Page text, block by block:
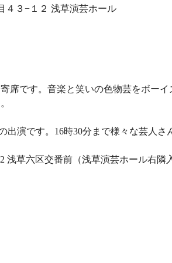
４３−１２ 浅草演芸ホール
席です。音楽と笑いの色物芸をボー
出演です。16時30分まで様々な芸人さ
浅草六区交番前（浅草演芸ホール右隣